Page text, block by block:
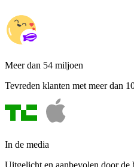
Meer dan 54 miljoen
Tevreden klanten met meer dan
In de media
Uitgelicht en aanbevolen door de